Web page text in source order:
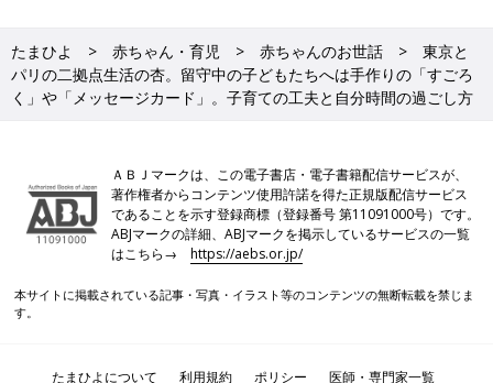
――どんなおやつを作っていたのですか？
杏 本当に簡単なものです。たとえば、トマトに砂糖をかけて食
ある家庭でした。バターをひいたフライパンで焼いてしょうゆを
つけて食べたり、中学生になればパウンドケーキを焼いたり、と
にかく自分で工夫して作っていました。
――現在、子どもたちと一緒にお料理はしますか？
杏 子どもたちは休日の朝に目玉焼きをつくることに夢中になっ
たまひよ 赤ちゃん・育児 赤ちゃんのお世話
東京と
パリの二拠点生活の杏。留守中の子どもたちへは手作りの「すごろ
く」や「メッセージカード」。子育ての工夫と自分時間の過ごし方
ＡＢＪマークは、この電子書店・電子書籍配信サービスが、
著作権者からコンテンツ使用許諾を得た正規版配信サービス
であることを示す登録商標（登録番号 第11091000号）です。
ABJマークの詳細、ABJマークを掲示しているサービスの一覧
はこちら→https://aebs.or.jp/
本サイトに掲載されている記事・写真・イラスト等のコンテンツの無断転載を禁じま
す。
たまひよについて 利用規約 ポリシー 医師・専門家一覧